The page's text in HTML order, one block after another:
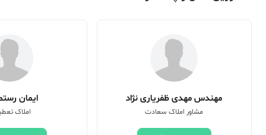
مهندس مهدی ظفریاری نژاد
مشاور املاک سعادت
ایمان
املاک